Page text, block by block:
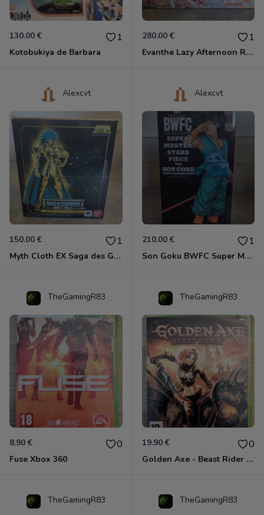
130.00 € 1
Kotobukiya de Barbara
280.00 € 1
Evanthe Lazy Afternoon Red Pride of Eden
Alexcvt
150.00 € 1
Myth Cloth EX Saga des Gémeaux
Alexcvt
210.00 € 1
Son Goku BWFC Super Master Stars
TheGamingR83
8.90 € 0
Fuse Xbox 360
TheGamingR83
19.90 € 0
Golden Axe - Beast Rider Xbox 360
TheGamingR83 TheGamingR83